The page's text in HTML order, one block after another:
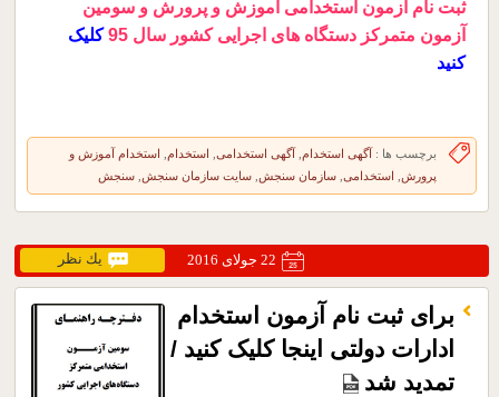
ثبت نام آزمون استخدامی آموزش و پرورش و سومین
آزمون متمرکز دستگاه های اجرایی کشور سال 95
کلیک
کنید
برچسب ها : آگهی استخدام آگهی استخدامی, استخدام
استخدام آموزش و
پرورش
استخدامی, سازمان سنجش سایت سازمان سنجش سنجش
يك نظر 22 جولای 2016
برای ثبت نام آزمون استخدام
ادارات دولتی اینجا کلیک کنید /
تمدید شد